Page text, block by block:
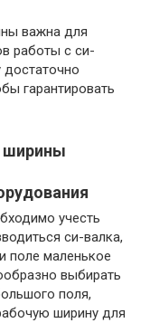
важна для
работы с си-
достаточно
гарантировать
ширины
учесть
си-валка,
поле маленькое
выбирать
поля,
ширину для